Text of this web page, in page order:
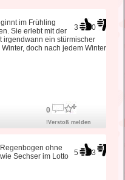
3 0
im Frühling
Sie erlebt mit der
irgendwann ein stürmischer
doch nach jedem Winter
0
!Verstoß melden
5 3
ohne
Sechser im Lotto